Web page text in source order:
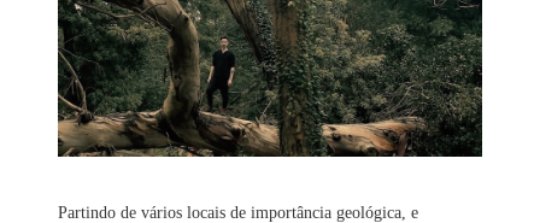
Partindo de vários locais de importância geológica, e